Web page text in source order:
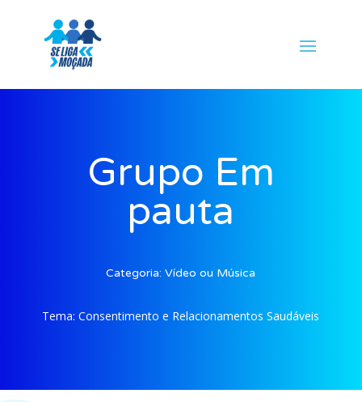
Grupo Em
pauta
Categoria:Vídeo ou Música
Tema:Consentimento e Relacionamentos Saudáveis